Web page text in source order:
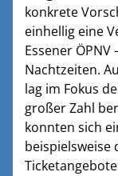
konkrete
einhellig eine
Essener
Nachtzeiten.
lag im Fokus
großer Zahl
konnten sich
beispielsweise